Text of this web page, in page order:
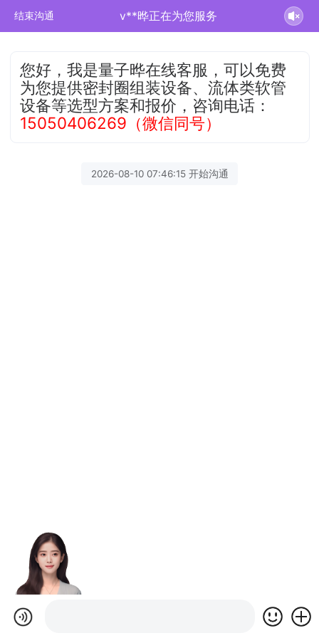
结束沟通 v**晔正在为您服务
您好，我是量子晔在线客服，可以免费
为您提供密封圈组装设备、流体类软管
设备等选型方案和报价，咨询电话：
15050406269（微信同号）
2026-08-10 07:46:15 开始沟通